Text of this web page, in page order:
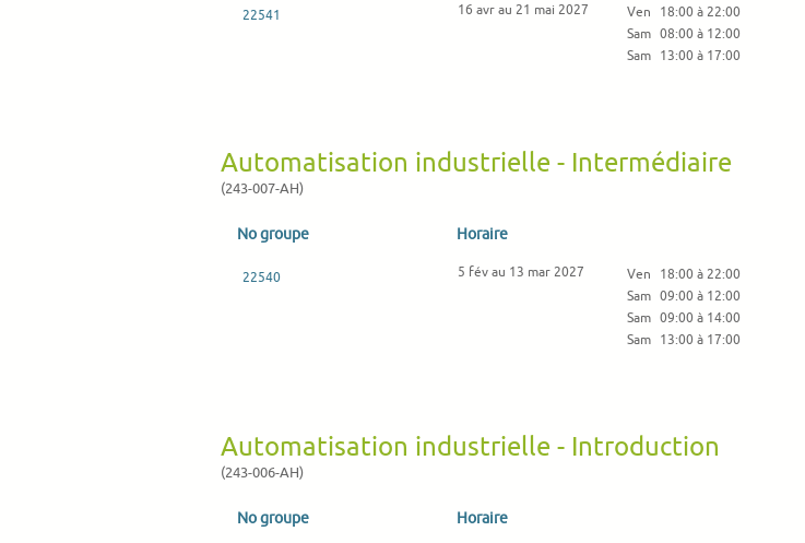
22541 16 avr au 21 mai 2027 Ven
18:00 à 22:00
Sam 08:00 à 12:00
Sam 13:00 à 17:00
Automatisation industrielle - Intermédiaire
(243-007-AH)
No groupe Horaire
22540 5 fév au 13 mar 2027 Ven
18:00 à 22:00
Sam 09:00 à 12:00
Sam 09:00 à 14:00
Sam 13:00 à 17:00
Automatisation industrielle - Introduction
(243-006-AH)
No groupe Horaire